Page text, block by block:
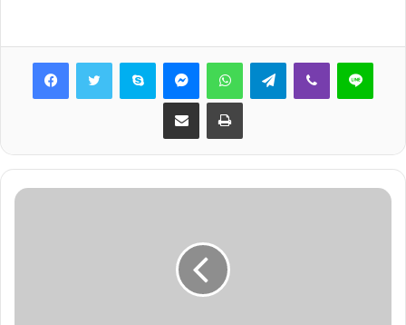
Skype MessengerWhatsAppTelegramViber Line
Share via Email Print